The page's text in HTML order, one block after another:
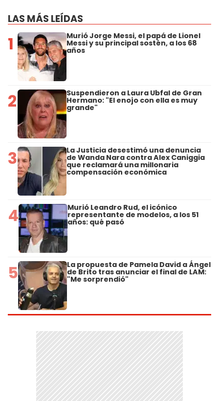
LAS MÁS LEÍDAS
1 Murió Jorge Messi, el papá de Lionel
Messi y su principal sostén, a los 68
años
2 Suspendieron a Laura Ubfal de Gran
Hermano: "El enojo con ella es muy
grande"
3 La Justicia desestimó una denuncia
de Wanda Nara contra Alex Caniggia
que reclamará una millonaria
compensación económica
4 Murió Leandro Rud, el icónico
representante de modelos, a los 51
años: qué pasó
5 La propuesta de Pamela David a Ángel
de Brito tras anunciar el final de LAM:
"Me sorprendió"